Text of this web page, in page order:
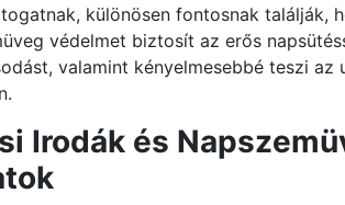
különösen fontosnak találják,
védelmet biztosít az erős
valamint kényelmesebbé teszi
Irodák és